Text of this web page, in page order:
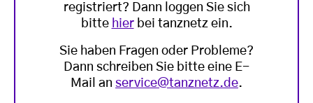
registriert? Dann loggen Sie sich
bitte hierbei tanznetz ein.
Sie haben Fragen oder Probleme?
Dann schreiben Sie bitte eine E-
Mail an service@tanznetz.de.